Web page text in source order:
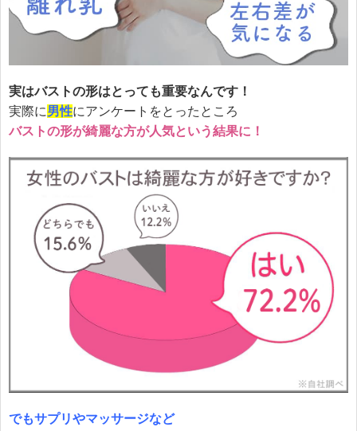
実はバストの形はとっても重要なんです！
実際に男性にアンケートをとったところ
バストの形が綺麗な方が人気という結果に！
でもサプリやマッサージなど